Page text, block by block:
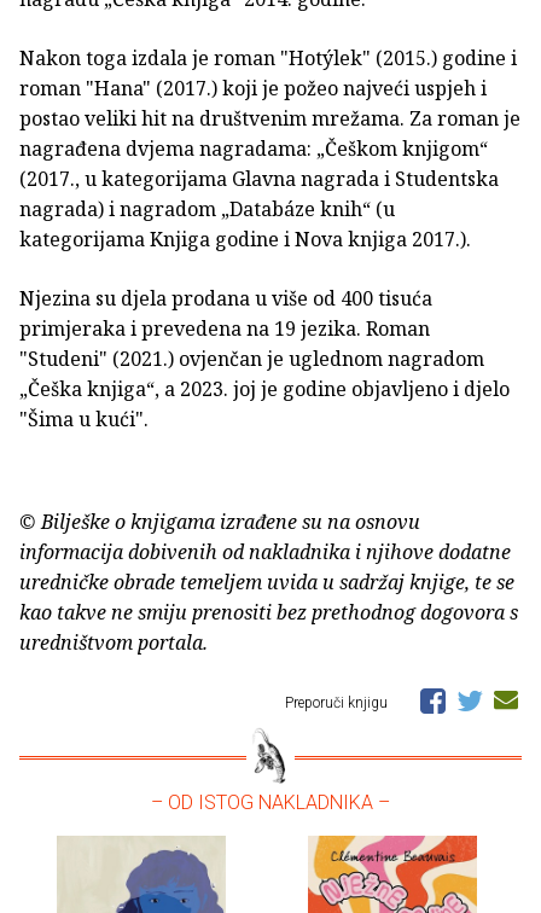
Nakon toga izdala je roman "Hotýlek" (2015.) godine i
roman "Hana" (2017.) koji je požeo najveći uspjeh i
postao veliki hit na društvenim mrežama. Za roman je
nagrađena dvjema nagradama: „Češkom knjigom“
(2017., u kategorijama Glavna nagrada i Studentska
nagrada) i nagradom „Databáze knih“ (u
kategorijama Knjiga godine i Nova knjiga 2017.).
Njezina su djela prodana u više od 400 tisuća
primjeraka i prevedena na 19 jezika. Roman
"Studeni" (2021.) ovjenčan je uglednom nagradom
„Češka knjiga“, a 2023. joj je godine objavljeno i djelo
"Šima u kući".
© Bilješke o knjigama izrađene su na osnovu
informacija dobivenih od nakladnika i njihove dodatne
uredničke obrade temeljem uvida u sadržaj knjige, te se
kao takve ne smiju prenositi bez prethodnog dogovora s
uredništvom portala.
Preporuči knjigu
– OD ISTOG NAKLADNIKA –